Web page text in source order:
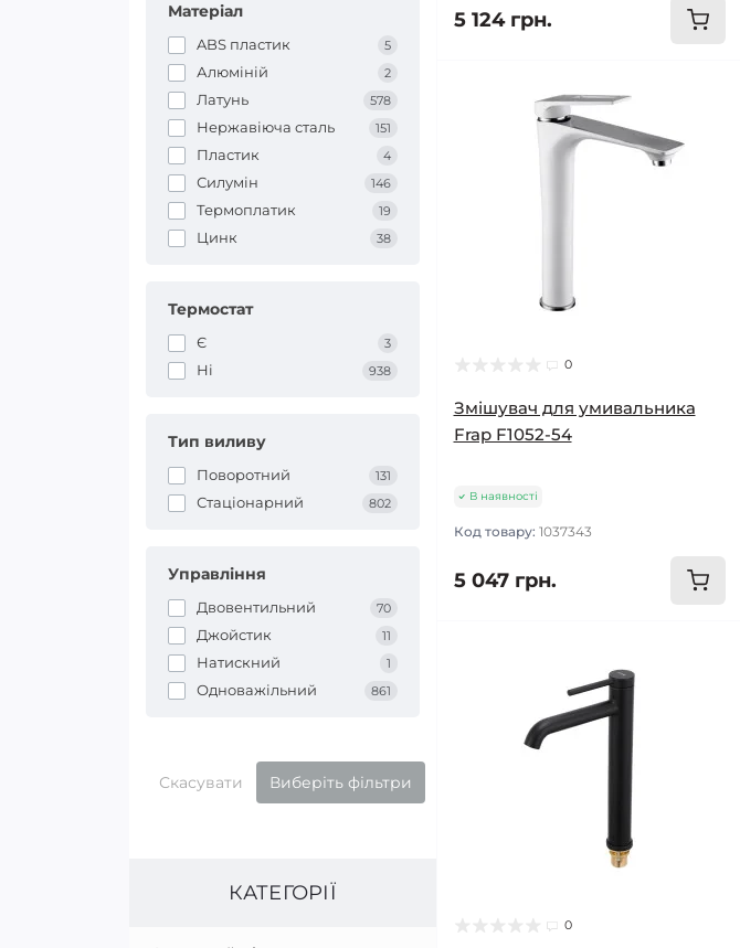
Матеріал
ABS пластик 5
Алюміній 2
Латунь 578
Нержавіюча сталь 151
Пластик 4
Силумін 146
Термоплатик 19
Цинк 38
Термостат
Є 3
Ні 938
Тип виливу
Поворотний 131
Стаціонарний 802
Управління
Двовентильний 70
Джойстик 11
Натискний 1
Одноважільний 861
Скасувати Виберіть фільтри
КАТЕГОРІЇ
5 124 грн.
0
Змішувач для умивальника
Frap F1052-54
В наявності
Код товару: 1037343
5 047 грн.
0